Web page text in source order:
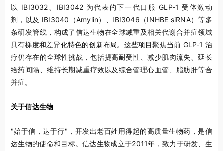
以 IBI3032、IBI3042 为代表的下一代口服 GLP-1 受体激动
剂，以及 IBI3040（Amylin）、IBI3046（INHBE siRNA）等多
条研发管线，构成了信达生物在全球减重及相关代谢合并症领域
具有梯度和差异化特色的创新布局。这些项目聚焦当前 GLP‑1 治
疗仍存在的全球性挑战，包括提高耐受性、减少肌肉流失、延长
给药间隔、维持长期减重疗效以及综合管理心血管、脂肪肝等合
并症。
关于信达生物
"始于信，达于行"，开发出老百姓用得起的高质量生物药，是信
达生物的使命和目标。信达生物成立于2011年，致力于研发、生